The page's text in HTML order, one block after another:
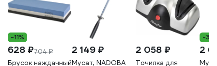
-11%
628 ₽704 ₽
Брусок наждачный
2 149 ₽
Мусат, NADOBA
2 058 ₽
Точилка для
-
2